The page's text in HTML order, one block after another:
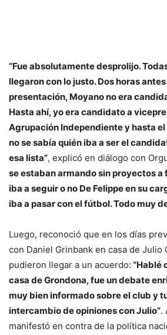
“Fue absolutamente desprolijo.
llegaron con lo justo. Dos horas
presentación, Moyano no era
Hasta ahí, yo era candidato a
Agrupación Independiente y hasta
no se sabía quién iba a ser el
esa lista”, explicó en diálogo con
se estaban armando sin proyectos a
iba a seguir o no De Felippe en su
iba a pasar con el fútbol. Todo muy
Luego, reconoció que en los días
con Daniel Grinbank en casa de Julio
pudieron llegar a un acuerdo: “Hablé
casa de Grondona, fue un debate
muy bien informado sobre el club y
intercambio de opiniones con Julio”.
manifestó en contra de la política